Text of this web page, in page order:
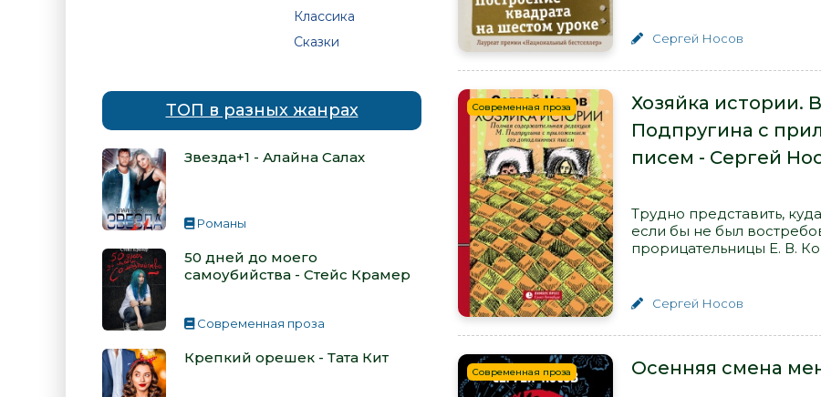
Классика
Сказки
ТОП в разных жанрах
Звезда+1 - Алайна Салах
Романы
50 дней до моего
самоубийства - Стейс Крамер
Современная проза
Крепкий орешек - Тата Кит
Сергей Носов
Современная проза
Хозяйка истории.
Подпругина с
писем - Сергей
Трудно представить,
если бы не был
прорицательницы Е. В.
Сергей Носов
Современная проза Осенняя смена